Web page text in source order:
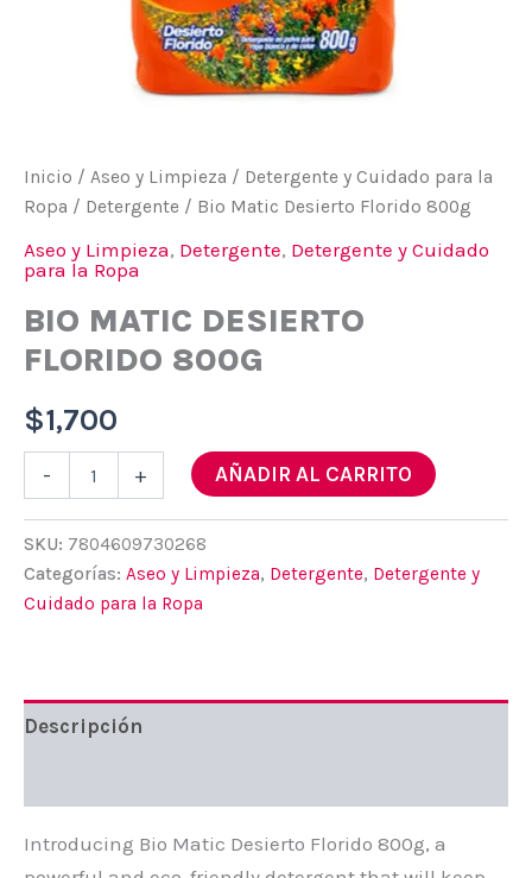
Inicio / Aseo y Limpieza / Detergente y Cuidado para la
Ropa / Detergente / Bio Matic Desierto Florido 800g
Aseo y Limpieza, Detergente, Detergente y Cuidado
para la Ropa
BIO MATIC DESIERTO
FLORIDO 800G
$1,700
-
800g
cantidad
+ AÑADIR AL CARRITO
SKU: 7804609730268
Categorías: Aseo y Limpieza, Detergente, Detergente y
Cuidado para la Ropa
Descripción
Introducing Bio Matic Desierto Florido 800g, a